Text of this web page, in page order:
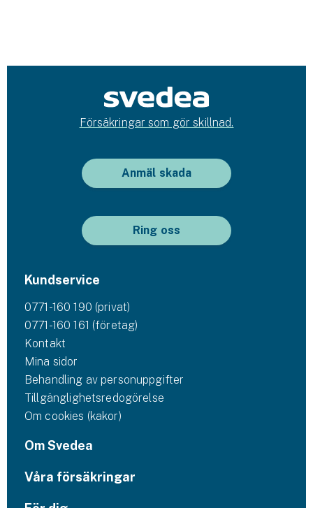
Försäkringar som gör skillnad.
Anmäl skada
Ring oss
Kundservice
0771-160 190 (privat)
0771-160 161 (företag)
Kontakt
Mina sidor
Behandling av personuppgifter
Tillgänglighetsredogörelse
Om cookies (kakor)
Om Svedea
Våra försäkringar